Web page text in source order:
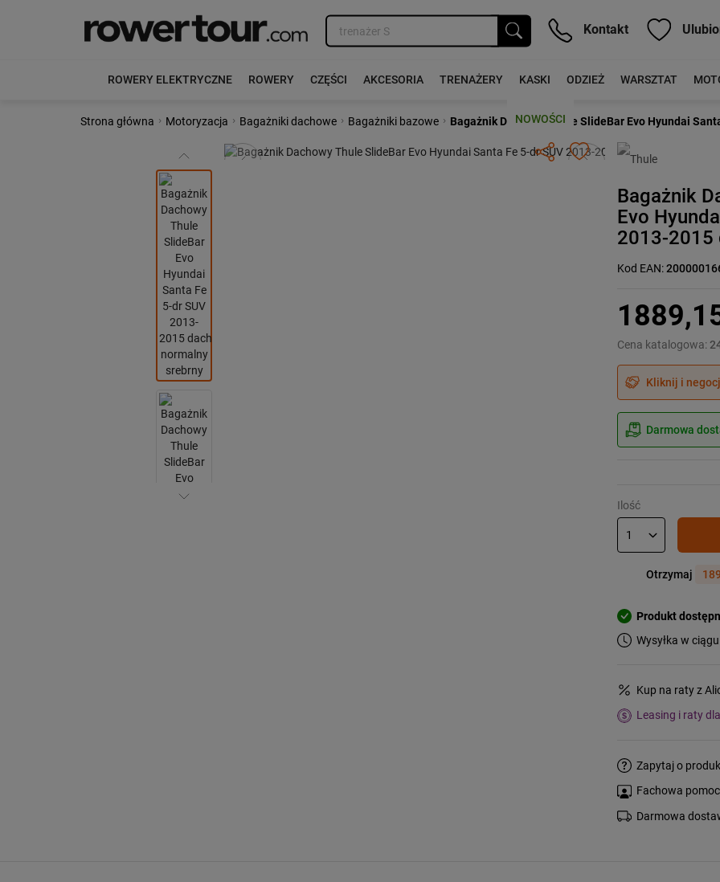
Kontakt
ROWERY ELEKTRYCZNE ROWERY CZĘŚCI AKCESORIA TRENAŻERY KASKI ODZIEŻ WARSZTAT
NOWOŚCI
Strona główna › Motoryzacja › Bagażniki dachowe › Bagażniki bazowe › Bagażnik Dachowy Thule SlideBar Evo Hyundai
Poprzedni Następny
Bagażnik
Evo
2013-2015
Kod EAN:
Cena katalogowa:
Kliknij i
Darmowa
Ilość
Otrzymaj
Produkt
Wysyłka w
Kup na raty z
Leasing i raty
Zapytaj o
Fachowa
Darmowa